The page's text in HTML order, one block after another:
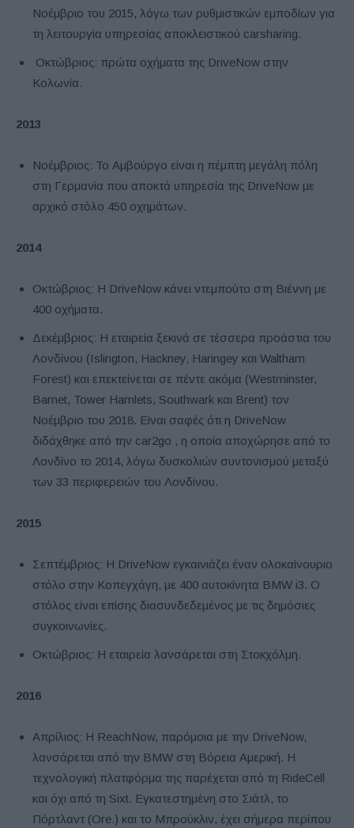
Νοέμβριο του 2015, λόγω των ρυθμιστικών εμποδίων για
τη λειτουργία υπηρεσίας αποκλειστικού carsharing.
Οκτώβριος: πρώτα οχήματα της DriveNow στην
Κολωνία.
2013
Νοέμβριος: Το Αμβούργο είναι η πέμπτη μεγάλη πόλη
στη Γερμανία που αποκτά υπηρεσία της DriveNow με
αρχικό στόλο 450 οχημάτων.
2014
Οκτώβριος: Η DriveNow κάνει ντεμπούτο στη Βιέννη με
400 οχήματα.
Δεκέμβριος: Η εταιρεία ξεκινά σε τέσσερα προάστια του
Λονδίνου (Islington, Hackney, Haringey και Waltham
Forest) και επεκτείνεται σε πέντε ακόμα (Westminster,
Barnet, Tower Hamlets, Southwark και Brent) τον
Νοέμβριο του 2018. Είναι σαφές ότι η DriveNow
διδάχθηκε από την car2go , η οποία αποχώρησε από το
Λονδίνο το 2014, λόγω δυσκολιών συντονισμού μεταξύ
των 33 περιφερειών του Λονδίνου.
2015
Σεπτέμβριος: Η DriveNow εγκαινιάζει έναν ολοκαίνουριο
στόλο στην Κοπεγχάγη, με 400 αυτοκίνητα BMW i3. Ο
στόλος είναι επίσης διασυνδεδεμένος με τις δημόσιες
συγκοινωνίες.
Οκτώβριος: Η εταιρεία λανσάρεται στη Στοκχόλμη.
2016
Απρίλιος: Η ReachNow, παρόμοια με την DriveNow,
λανσάρεται από την BMW στη Βόρεια Αμερική. Η
τεχνολογική πλατφόρμα της παρέχεται από τη RideCell
και όχι από τη Sixt. Εγκατεστημένη στο Σιάτλ, το
Πόρτλαντ (Ore.) και το Μπρούκλιν, έχει σήμερα περίπου